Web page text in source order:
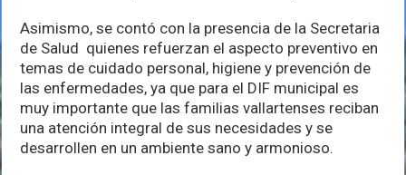
Asimismo, se contó con la presencia de la Secretaria
de Salud quienes refuerzan el aspecto preventivo en
temas de cuidado personal, higiene y prevención de
las enfermedades, ya que para el DIF municipal es
muy importante que las familias vallartenses reciban
una atención integral de sus necesidades y se
desarrollen en un ambiente sano y armonioso.